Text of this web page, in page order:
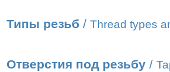
Типы резьб / Thread types
Отверстия под резьбу /